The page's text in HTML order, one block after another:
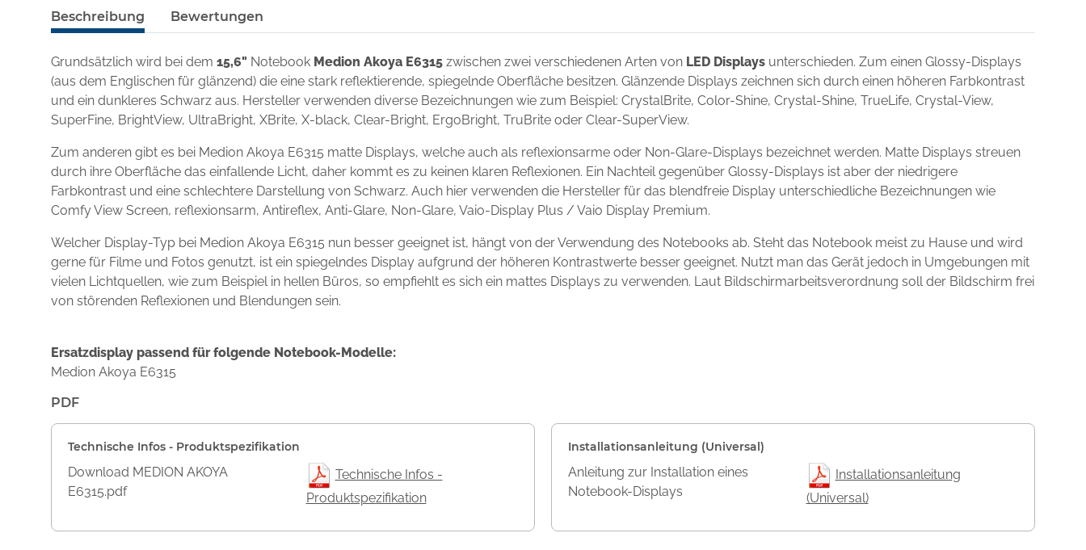
Beschreibung Bewertungen
Grundsätzlich wird bei dem 15,6" Notebook Medion Akoya E6315 zwischen zwei verschiedenen Arten von LED Displays unterschieden. Zum einen Glossy-Displays
(aus dem Englischen für glänzend) die eine stark reflektierende, spiegelnde Oberfläche besitzen. Glänzende Displays zeichnen sich durch einen höheren Farbkontrast
und ein dunkleres Schwarz aus. Hersteller verwenden diverse Bezeichnungen wie zum Beispiel: CrystalBrite, Color-Shine, Crystal-Shine, TrueLife, Crystal-View,
SuperFine, BrightView, UltraBright, XBrite, X-black, Clear-Bright, ErgoBright, TruBrite oder Clear-SuperView.
Zum anderen gibt es bei Medion Akoya E6315 matte Displays, welche auch als reflexionsarme oder Non-Glare-Displays bezeichnet werden. Matte Displays streuen
durch ihre Oberfläche das einfallende Licht, daher kommt es zu keinen klaren Reflexionen. Ein Nachteil gegenüber Glossy-Displays ist aber der niedrigere
Farbkontrast und eine schlechtere Darstellung von Schwarz. Auch hier verwenden die Hersteller für das blendfreie Display unterschiedliche Bezeichnungen wie
Comfy View Screen, reflexionsarm, Antireflex, Anti-Glare, Non-Glare, Vaio-Display Plus / Vaio Display Premium.
Welcher Display-Typ bei Medion Akoya E6315 nun besser geeignet ist, hängt von der Verwendung des Notebooks ab. Steht das Notebook meist zu Hause und wird
gerne für Filme und Fotos genutzt, ist ein spiegelndes Display aufgrund der höheren Kontrastwerte besser geeignet. Nutzt man das Gerät jedoch in Umgebungen mit
vielen Lichtquellen, wie zum Beispiel in hellen Büros, so empfiehlt es sich ein mattes Displays zu verwenden. Laut Bildschirmarbeitsverordnung soll der Bildschirm frei
von störenden Reflexionen und Blendungen sein.
Ersatzdisplay passend für folgende Notebook-Modelle:
Medion Akoya E6315
PDF
Technische Infos - Produktspezifikation
Download MEDION AKOYA
E6315.pdf
Technische Infos -
Produktspezifikation
Installationsanleitung (Universal)
Anleitung zur Installation eines
Notebook-Displays
Installationsanleitung
(Universal)